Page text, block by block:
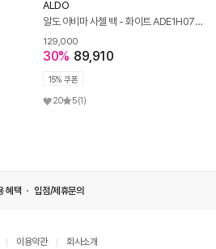
ALDO
알도 아비마 사첼 백 - 화이트 ADE1H072HZ100
129,000
30% 89,910
15% 쿠폰
20 5(1)
혜택 입점/제휴문의
이용약관 회사소개